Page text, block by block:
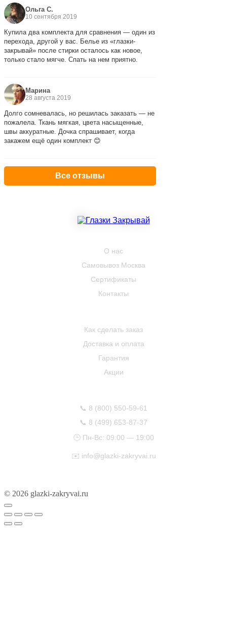
Ольга С.
10 сентября 2019
Купила два комплекта для сравнения — один из
перехода, другой у вас. Белье из «глазки-
закрывай» после стирки осталось как новое,
только стало мягче. Спать на нем приятно.
Марина
28 августа 2019
Долго сомневалась, но решилась заказать — не
пожалела. Ткань мягкая, цвета насыщенные,
швы аккуратные. Дочка спрашивает, когда
закажем ещё один комплект 😊
Все отзывы
О нас
Самовывоз Москва
Сертификаты
Контакты
Как сделать заказ
Доставка и оплата
Гарантия
Акции
📞 8 (800) 550-59-61
📞 8 (499) 653-87-37
🕒 Пн-Вс: 09:00 — 19:00
✉️ info@glazki-zakryvai.ru
© 2026 glazki-zakryvai.ru